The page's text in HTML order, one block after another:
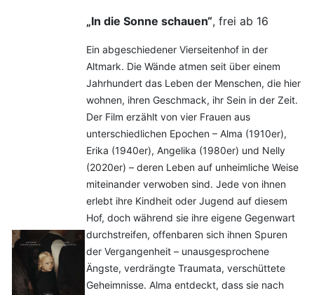
„In die Sonne schauen“, frei ab 16
Ein abgeschiedener Vierseitenhof in der
Altmark. Die Wände atmen seit über einem
Jahrhundert das Leben der Menschen, die hier
wohnen, ihren Geschmack, ihr Sein in der Zeit.
Der Film erzählt von vier Frauen aus
unterschiedlichen Epochen – Alma (1910er),
Erika (1940er), Angelika (1980er) und Nelly
(2020er) – deren Leben auf unheimliche Weise
miteinander verwoben sind. Jede von ihnen
erlebt ihre Kindheit oder Jugend auf diesem
Hof, doch während sie ihre eigene Gegenwart
durchstreifen, offenbaren sich ihnen Spuren
der Vergangenheit – unausgesprochene
Ängste, verdrängte Traumata, verschüttete
Geheimnisse. Alma entdeckt, dass sie nach